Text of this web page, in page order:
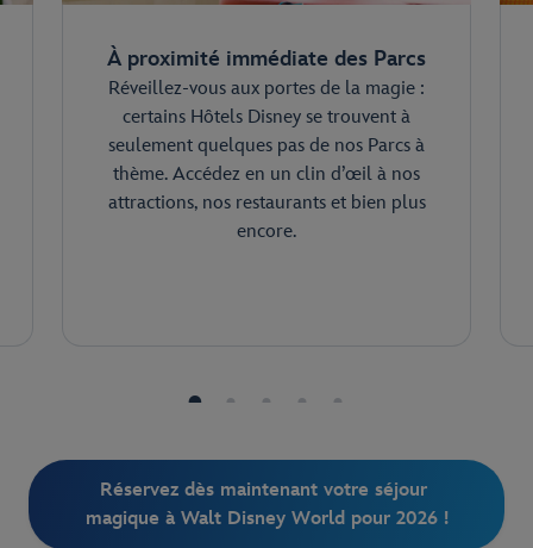
À proximité immédiate des Parcs
Réveillez-vous aux portes de la magie :
certains Hôtels Disney se trouvent à
seulement quelques pas de nos Parcs à
thème. Accédez en un clin d’œil à nos
attractions, nos restaurants et bien plus
encore.
Réservez dès maintenant votre séjour
magique à Walt Disney World pour 2026 !